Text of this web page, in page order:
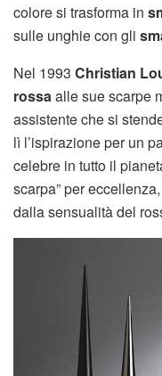
colore si trasforma in
sulle unghie con gli
Nel 1993 Christian
rossaalle sue scarpe
assistente che si
lì l’ispirazione per un
celebre in tutto il
scarpa” per
dalla sensualità del